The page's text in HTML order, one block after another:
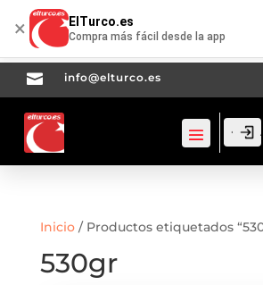
 info@elturco.es
Inicio/ Productos etiquetados
530gr
× ElTurco.es
Compra más fácil desde la app